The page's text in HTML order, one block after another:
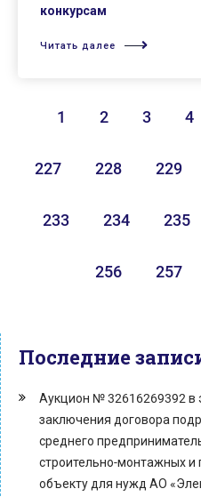
конкурсам
Читать далее
1 2 3 4
227 228 229
233 234 235
256 257
Последние
Аукцион № 32616269392 в
заключения договора
среднего
строительно-монтажных и
объекту для нужд АО